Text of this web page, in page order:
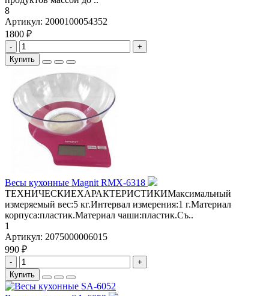
8
Артикул: 2000100054352
1800 ₽
-
+
Купить
Весы кухонные Magnit RMX-6318
ТЕХНИЧЕСКИЕХАРАКТЕРИСТИКИМаксимальный
измеряемый вес:5 кг.Интервал измерения:1 г.Материал
корпуса:пластик.Материал чаши:пластик.Съ..
1
Артикул: 2075000006015
990 ₽
-
+
Купить